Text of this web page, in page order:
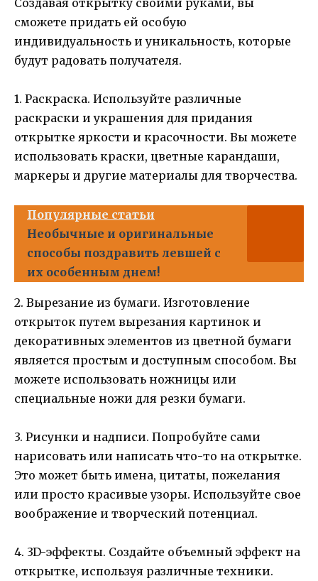
Создавая открытку своими руками, вы
сможете придать ей особую
индивидуальность и уникальность, которые
будут радовать получателя.
1. Раскраска. Используйте различные
раскраски и украшения для придания
открытке яркости и красочности. Вы можете
использовать краски, цветные карандаши,
маркеры и другие материалы для творчества.
Популярные статьи
Необычные и оригинальные
способы поздравить левшей с
их особенным днем!
2. Вырезание из бумаги. Изготовление
открыток путем вырезания картинок и
декоративных элементов из цветной бумаги
является простым и доступным способом. Вы
можете использовать ножницы или
специальные ножи для резки бумаги.
3. Рисунки и надписи. Попробуйте сами
нарисовать или написать что-то на открытке.
Это может быть имена, цитаты, пожелания
или просто красивые узоры. Используйте свое
воображение и творческий потенциал.
4. 3D-эффекты. Создайте объемный эффект на
открытке, используя различные техники.